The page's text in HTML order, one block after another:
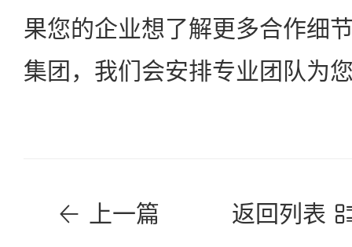
果您的企业想了解更多合作细
集团，我们会安排专业团队为
上一篇 返回列表